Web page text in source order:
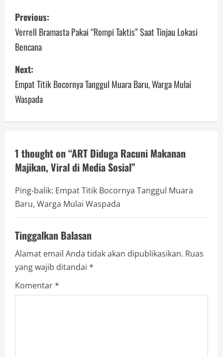
P
o
s
t
n
a
i
g
a
t
i
o
n
Previous:
Verrell Bramasta Pakai “Rompi Taktis” Saat Tinjau Lokasi
Bencana
Next:
Empat Titik Bocornya Tanggul Muara Baru, Warga Mulai
Waspada
1 thought on “ART Diduga Racuni Makanan
Majikan, Viral di Media Sosial”
Ping-balik: Empat Titik Bocornya Tanggul Muara
Baru, Warga Mulai Waspada
Tinggalkan Balasan
Alamat email Anda tidak akan dipublikasikan. Ruas
yang wajib ditandai *
Komentar*